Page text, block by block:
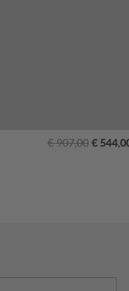
€907,00
Ursprünglicher
Preis
€
Aktueller
Preis